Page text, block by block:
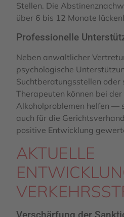
Stellen. Die
über 6 bis 12 Monate
Professionelle
Neben anwaltlicher
psychologische
Suchtberatungsstellen oder
Therapeuten können bei
Alkoholproblemen helfen —
auch für die
positive Entwicklung
AKTUELLE